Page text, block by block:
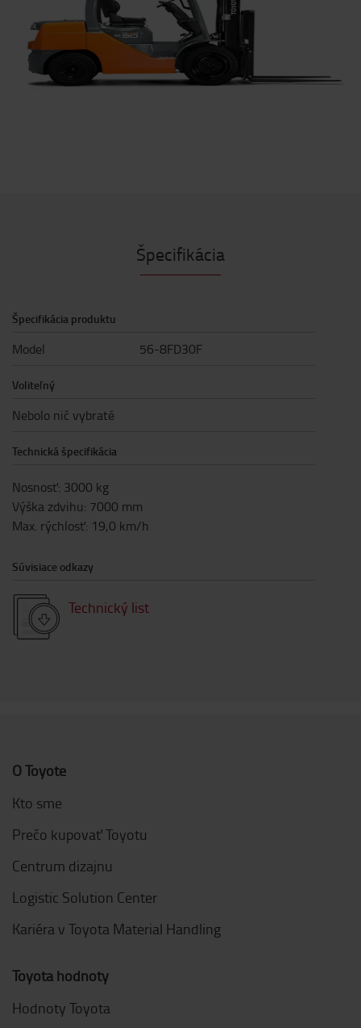
Špecifikácia
Špecifikácia produktu
Model 56-8FD30F
Voliteľný
Nebolo nič vybraté
Technická špecifikácia
Nosnosť: 3000 kg
Výška zdvihu: 7000 mm
Max. rýchlosť: 19,0 km/h
Súvisiace odkazy
Technický list
O Toyote
Kto sme
Prečo kupovať Toyotu
Centrum dizajnu
Logistic Solution Center
Kariéra v Toyota Material Handling
Toyota hodnoty
Hodnoty Toyota